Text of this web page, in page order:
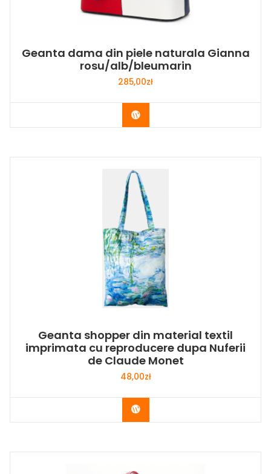
Geanta dama din piele naturala Gianna
rosu/alb/bleumarin
285,00zł
Buy Now
Geanta shopper din material textil
imprimata cu reproducere dupa Nuferii
de Claude Monet
48,00zł
Buy Now